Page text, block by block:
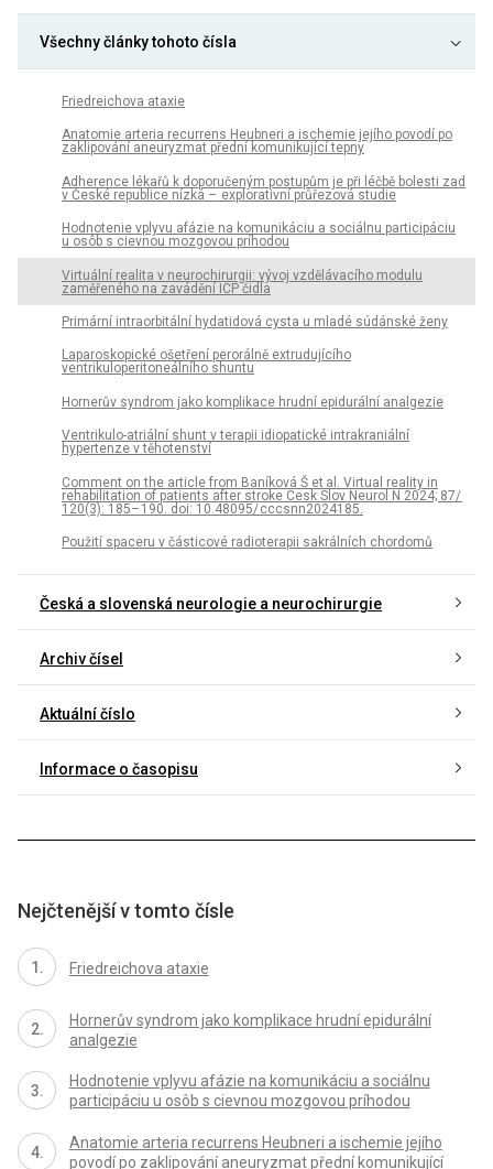
Všechny články tohoto čísla
Friedreichova ataxie
Anatomie arteria recurrens Heubneri a ischemie jejího povodí po
zaklipování aneuryzmat přední komunikující tepny
Adherence lékařů k doporučeným postupům je při léčbě bolesti zad
v České republice nízká – explorativní průřezová studie
Hodnotenie vplyvu afázie na komunikáciu a sociálnu participáciu
u osôb s cievnou mozgovou príhodou
Virtuální realita v neurochirurgii: vývoj vzdělávacího modulu
zaměřeného na zavádění ICP čidla
Primární intraorbitální hydatidová cysta u mladé súdánské ženy
Laparoskopické ošetření perorálně extrudujícího
ventrikuloperitoneálního shuntu
Hornerův syndrom jako komplikace hrudní epidurální analgezie
Ventrikulo-atriální shunt v terapii idiopatické intrakraniální
hypertenze v těhotenství
Comment on the article from Baníková Š et al. Virtual reality in
rehabilitation of patients after stroke Cesk Slov Neurol N 2024; 87/
120(3): 185– 190. doi: 10.48095/ cccsnn2024185.
Použití spaceru v částicové radioterapii sakrálních chordomů
Česká a slovenská neurologie a neurochirurgie
Archiv čísel
Aktuální číslo
Informace o časopisu
Nejčtenější v tomto čísle
Friedreichova ataxie
Hornerův syndrom jako komplikace hrudní epidurální
analgezie
Hodnotenie vplyvu afázie na komunikáciu a sociálnu
participáciu u osôb s cievnou mozgovou príhodou
Anatomie arteria recurrens Heubneri a ischemie jejího
povodí po zaklipování aneuryzmat přední komunikující